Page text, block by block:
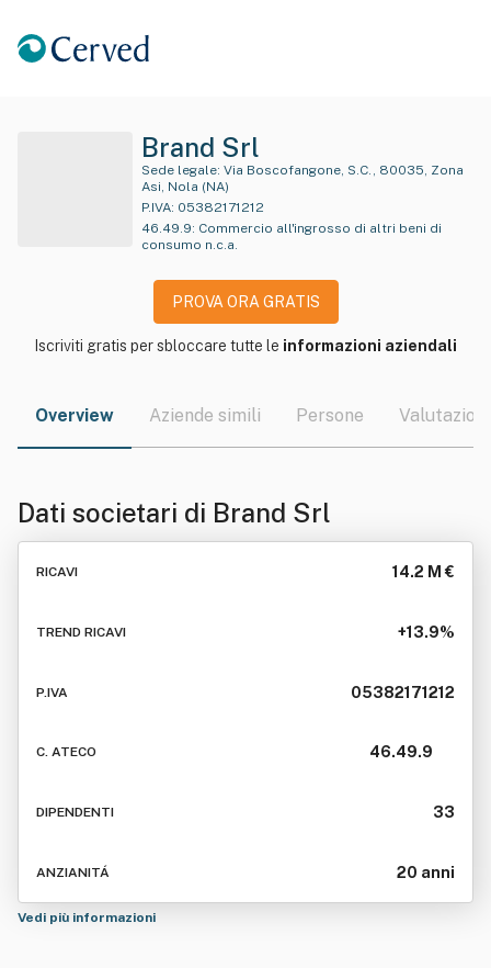
Brand Srl
Sede legale:
Asi, Nola (NA)
P.IVA: 05382171212
46.49.9: Commercio all'ingrosso di altri beni di
consumo n.c.a.
PROVA ORA GRATIS
Iscriviti gratis per sbloccare tutte le informazioni aziendali
Overview Aziende simili Persone Valutazioni
Dati societari di Brand Srl
RICAVI 14.2 M €
TREND RICAVI +13.9%
P.IVA 05382171212
C. ATECO 46.49.9
DIPENDENTI 33
ANZIANITÁ 20 anni
Vedi più informazioni